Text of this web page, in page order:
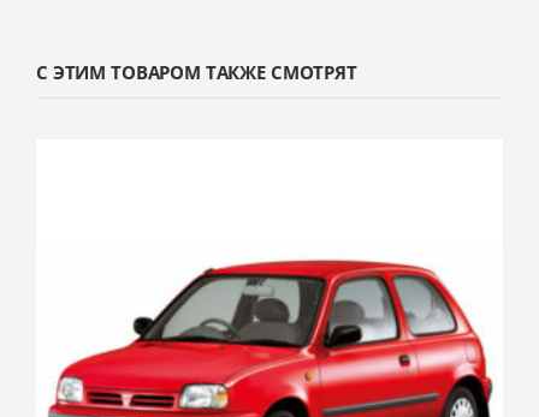
С ЭТИМ ТОВАРОМ ТАКЖЕ СМОТРЯТ